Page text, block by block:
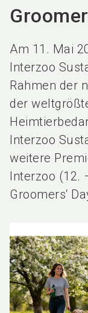
Am 11. Mai
Interzoo
Rahmen der
der
Interzoo
weitere
Interzoo (12.
Groomers‘